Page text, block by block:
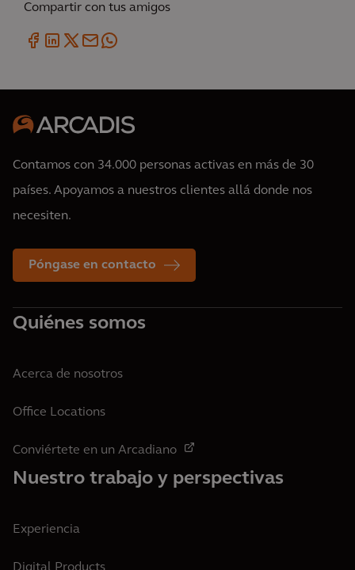
Compartir con tus amigos
Contamos con 34.000 personas activas en más de 30
países. Apoyamos a nuestros clientes allá donde nos
necesiten.
Póngase en contacto
Quiénes somos
Acerca de nosotros
Office Locations
Conviértete en un Arcadiano
Nuestro trabajo y perspectivas
Experiencia